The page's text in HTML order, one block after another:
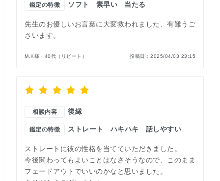
鑑定の特徴 ソフト 素早い 当たる
先生のお優しいお言葉に大変救われました、有難うご
さいます。
M.K様・40代（リピート） 投稿日： 2025/04/03 23:15
相談内容 復縁
鑑定の特徴 ストレート ハキハキ 話しやすい
ストレートに彼の性格を当てていただきました。
今後関わってもよいことはなさそうなので、このまま
フェードアウトでいいのかなと思いました。